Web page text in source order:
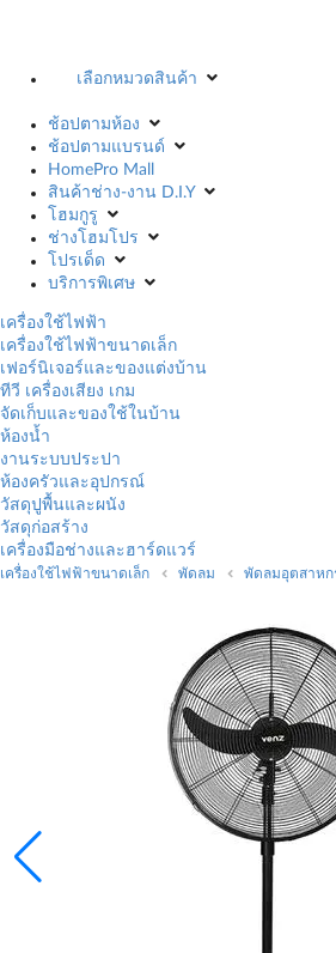
เลือกหมวดสินค้า
ช้อปตามห้อง
ช้อปตามแบรนด์
HomePro Mall
สินค้าช่าง-งาน D.I.Y
โฮมกูรู
ช่างโฮมโปร
โปรเด็ด
บริการพิเศษ
เครื่องใช้ไฟฟ้า
เครื่องใช้ไฟฟ้าขนาดเล็ก
เฟอร์นิเจอร์และของแต่งบ้าน
ทีวี เครื่องเสียง เกม
จัดเก็บและของใช้ในบ้าน
ห้องน้ำ
งานระบบประปา
ห้องครัวและอุปกรณ์
วัสดุปูพื้นและผนัง
วัสดุก่อสร้าง
เครื่องมือช่างและฮาร์ดแวร์
เครื่องใช้ไฟฟ้าขนาดเล็ก พัดลม พัดลมอุตสาหก